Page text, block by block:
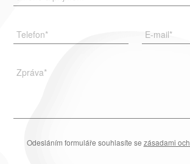
Telefon* E-mail*
Zpráva*
Odesláním formuláře souhlasíte se zásadami